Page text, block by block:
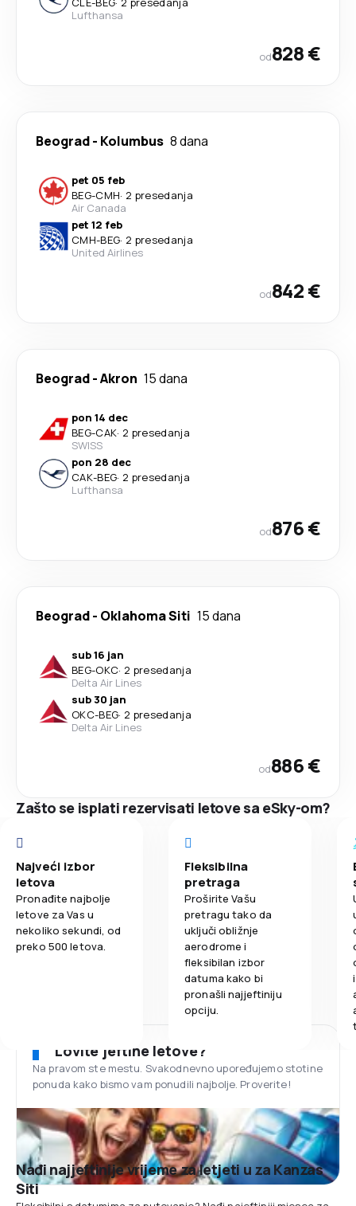
Lufthansa
od828 €
Beograd- Kolumbus 8 dana
pet 05 feb
BEG-CMH· 2 presedanja
Air Canada
pet 12 feb
CMH-BEG· 2 presedanja
United Airlines
od842 €
Beograd-Akron 15 dana
pon 14 dec
BEG-CAK· 2 presedanja
SWISS
pon 28 dec
CAK-BEG· 2 presedanja
Lufthansa
od876 €
Beograd- Oklahoma Siti 15 dana
sub 16 jan
BEG-OKC· 2 presedanja
Delta Air Lines
sub 30 jan
OKC-BEG· 2 presedanja
Delta Air Lines
od886 €
Zašto se isplati rezervisati letove sa eSky-om?
Najveći izbor
letova
Pronađite najbolje
letove za Vas u
nekoliko sekundi, od
preko 500 letova.
Fleksibilna
pretraga
Proširite Vašu
pretragu tako da
uključi obližnje
aerodrome i
fleksibilan izbor
datuma kako bi
pronašli najjeftiniju
opciju.
Lovite jeftine letove?
Na pravom ste mestu. Svakodnevno upoređujemo stotine
ponuda kako bismo vam ponudili najbolje. Proverite!
Nađi najjeftinije vrijeme za letjeti u za Kanzas
Siti